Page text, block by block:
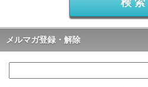
メルマガ登録・解除